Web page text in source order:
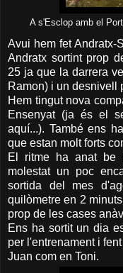
A s'Esclop amb el
Avui hem fet Andratx-
Andratx sortint prop
25 ja que la darrera
Ramon) i un desnivell
Hem tingut nova
Ensenyat (ja és el
aquí...). També ens
que estan molt forts
El ritme ha anat be
molestat un poc
sortida del mes
quilòmetre en 2
prop de les cases
Ens ha sortit un dia
per l'entrenament i
Juan com en Toni.